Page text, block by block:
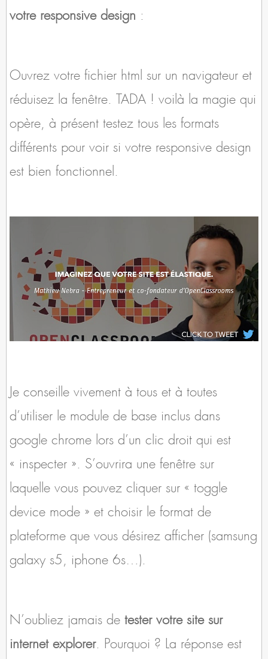
votre responsive design :
Ouvrez votre fichier html sur un navigateur et
réduisez la fenêtre. TADA ! voilà la magie qui
opère, à présent testez tous les formats
différents pour voir si votre responsive design
est bien fonctionnel.
Je conseille vivement à tous et à toutes
d’utiliser le module de base inclus dans
google chrome lors d’un clic droit qui est
« inspecter ». S’ouvrira une fenêtre sur
laquelle vous pouvez cliquer sur « toggle
device mode » et choisir le format de
plateforme que vous désirez afficher (samsung
galaxy s5, iphone 6s…).
N’oubliez jamais de tester votre site sur
internet explorer. Pourquoi ? La réponse est